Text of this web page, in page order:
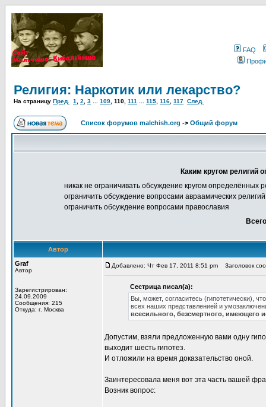
FAQ
Религия: Наркотик или лекарство?
На страницу Пред. 1 2 3 109 110 111 115 116 117 След.
Список форумов malchish.org -> Общий форум
Каким кругом религий
никак не ограничивать обсуждение кругом определённых
ограничить обсуждение вопросами авраамических
ограничить обсуждение вопросами православия
Автор
Graf
Автор
Зарегистрирован:
24.09.2009
Сообщения: 215
Откуда: г. Москва
Добавлено: Чт Фев 17, 2011 8:51 pm Заголовок
Сестрица писал(а):
Вы, может, согласитесь (гипотетически),
всех наших представленией и
всесильного, безсмертного, имеющего
Допустим, взяли предложенную вами одну
выходит шесть гипотез.
И отложили на время доказательство оной.
Заинтересовала меня вот эта часть вашей
Возник вопрос: